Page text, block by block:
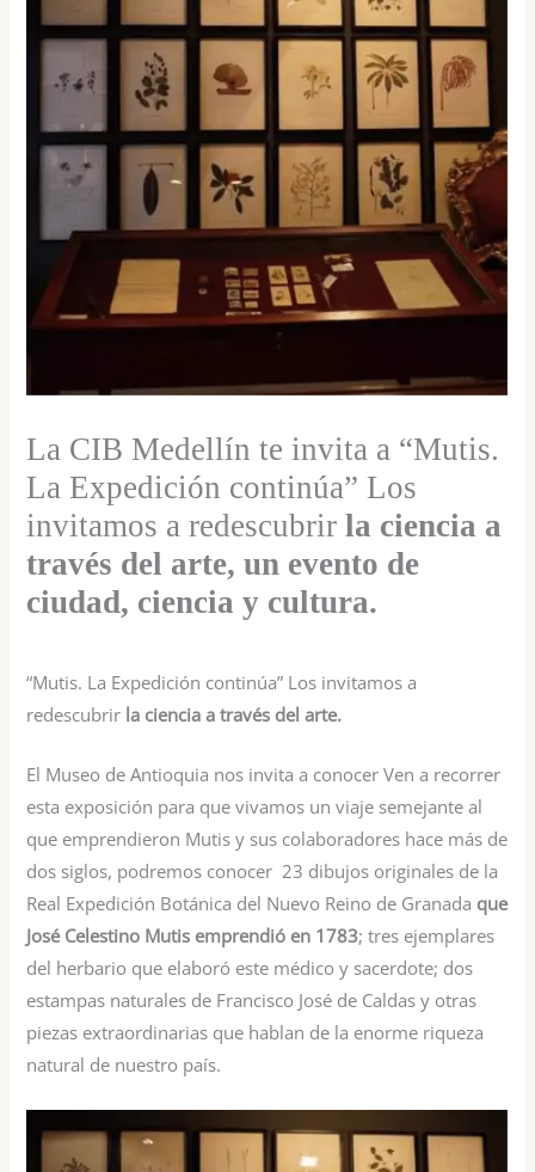
La CIB Medellín te invita a “Mutis.
La Expedición continúa” Los
invitamos a redescubrirla ciencia a
través del arte, un evento de
ciudad, ciencia y cultura.
“Mutis. La Expedición continúa” Los invitamos a
redescubrir la ciencia a través del arte.
El Museo de Antioquia nos invita a conocer Ven a recorrer
esta exposición para que vivamos un viaje semejante al
que emprendieron Mutis y sus colaboradores hace más de
dos siglos, podremos conocer 23 dibujos originales de la
Real Expedición Botánica del Nuevo Reino de Granada que
José Celestino Mutis emprendió en 1783; tres ejemplares
del herbario que elaboró este médico y sacerdote; dos
estampas naturales de Francisco José de Caldas y otras
piezas extraordinarias que hablan de la enorme riqueza
natural de nuestro país.